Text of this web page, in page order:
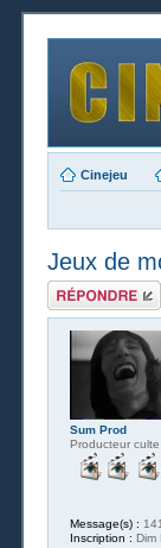
Cinejeu
Jeux de
Publier une
réponse
Sum Prod
Producteur culte
Message(s) :
Inscription : Dim